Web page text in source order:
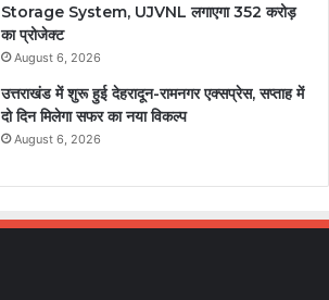
Storage System, UJVNL लगाएगा 352 करोड़
का प्रोजेक्ट
August 6, 2026
उत्तराखंड में शुरू हुई देहरादून-रामनगर एक्सप्रेस, सप्ताह में
दो दिन मिलेगा सफर का नया विकल्प
August 6, 2026